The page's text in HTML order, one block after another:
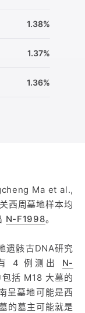
1.38%
1.37%
1.36%
Ma et al.,
西周墓地样本均
N-F1998。
遗骸古DNA研究
4 例测出 N-
包括 M18 大墓的
呈墓地可能是西
的墓主可能就是